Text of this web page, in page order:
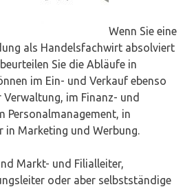
Wenn Sie eine
als Handelsfachwirt absolviert
Sie die Abläufe in
im Ein- und Verkauf ebenso
im Finanz- und
Personalmanagement, in
in Marketing und Werbung.
Markt- und Filialleiter,
oder aber selbstständige